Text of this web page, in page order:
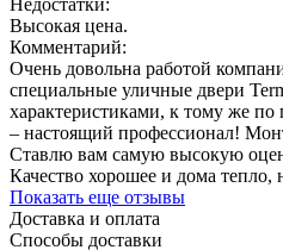
Высокая цена.
Комментарий:
Очень довольна работой
специальные уличные двери
характеристиками, к тому же
– настоящий профессионал!
Ставлю вам самую высокую
Качество хорошее и дома тепло,
Показать еще отзывы
Доставка и оплата
Способы доставки